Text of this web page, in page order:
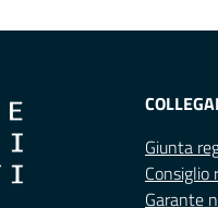
Giunta
Consiglio
Garante